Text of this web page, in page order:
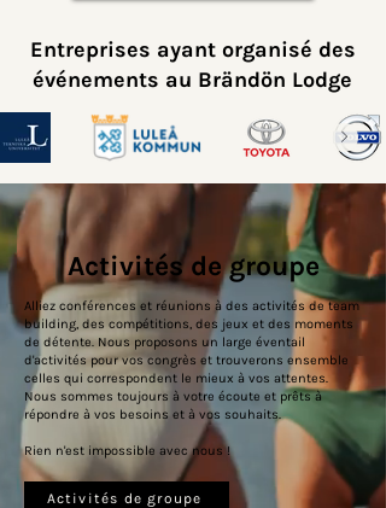
Entreprises ayant organisé des
événements au Brändön Lodge
Activités de groupe
Alliez conférences et réunions à des activités de team
building, des compétitions, des jeux et des moments
de détente. Nous proposons un large éventail
d'activités pour vos congrès et trouverons ensemble
celles qui correspondent le mieux à vos attentes.
Nous sommes toujours à votre écoute et prêts à
répondre à vos besoins et à vos souhaits.
Rien n'est impossible avec nous !
Activités de groupe